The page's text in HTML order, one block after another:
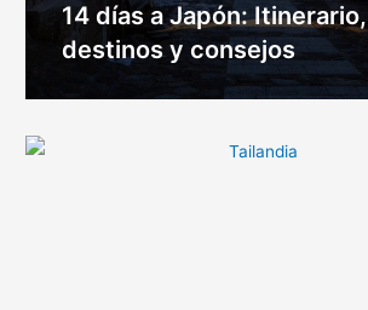
14 días a Japón: Itinerario,
destinos y consejos